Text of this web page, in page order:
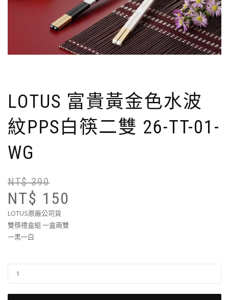
LOTUS 富貴黃金色水波
紋PPS白筷二雙 26-TT-01-
WG
NT$390
NT$ 150
LOTUS原廠公司貨
雙筷禮盒組 一盒兩雙
一黑一白